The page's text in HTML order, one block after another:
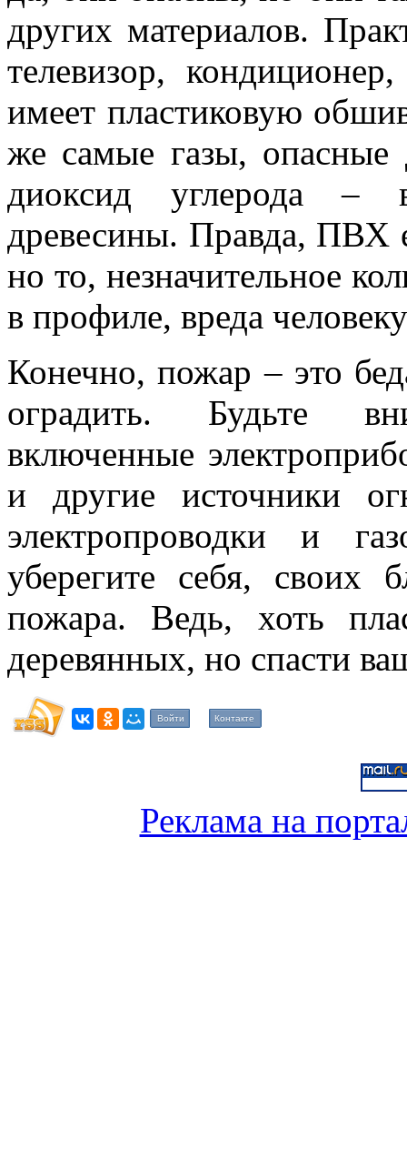
других материалов.
телевизор,
имеет пластиковую
же самые газы, опасные
диоксид углерода –
древесины. Правда, ПВХ
но то, незначительное
в профиле, вреда
Конечно, пожар – это
оградить. Будьте
включенные
и другие источники
электропроводки и
уберегите себя, своих
пожара. Ведь, хоть
деревянных, но спасти
Войти Контакте
Реклама на